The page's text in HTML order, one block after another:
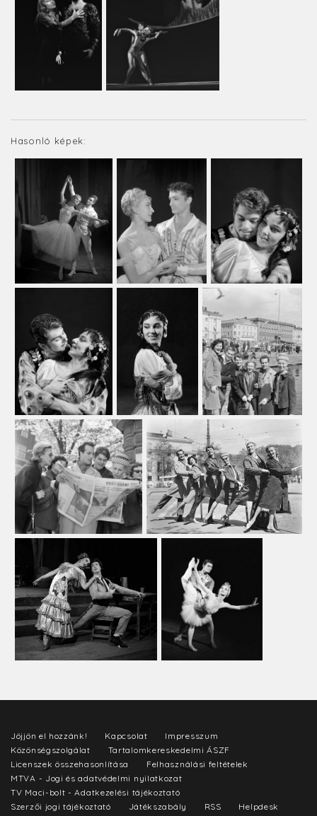
Hasonló képek:
Jöjjön el hozzánk! Kapcsolat
Impresszum
Közönségszolgálat
Tartalomkereskedelmi ÁSZF
Licenszek összehasonlítása
Felhasználási feltételek
MTVA - Jogi és adatvédelmi nyilatkozat
TV Maci-bolt - Adatkezelési tájékoztató
Szerzői jogi tájékoztató
Játékszabály RSS
Helpdesk